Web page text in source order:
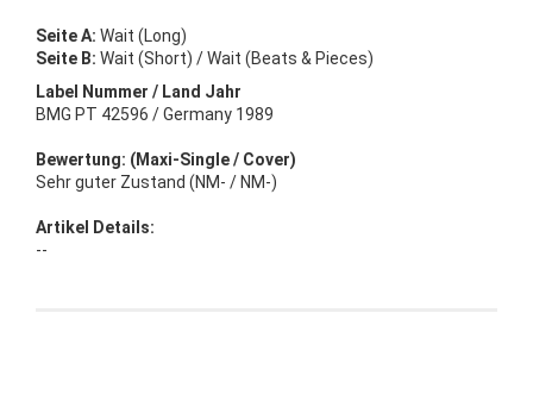
Seite A: Wait (Long)
Seite B: Wait (Short) / Wait (Beats & Pieces)
Label Nummer / Land Jahr
BMG PT 42596 / Germany 1989
Bewertung: (Maxi-Single / Cover)
Sehr guter Zustand (NM- / NM-)
Artikel Details:
--